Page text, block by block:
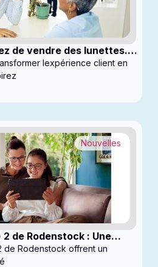
de vendre des lunettes.
des profits
lexpérience client en
de Rodenstock : Une
de verres pour
le contrôle de la myopie
Nouvelles
de Rodenstock offrent un